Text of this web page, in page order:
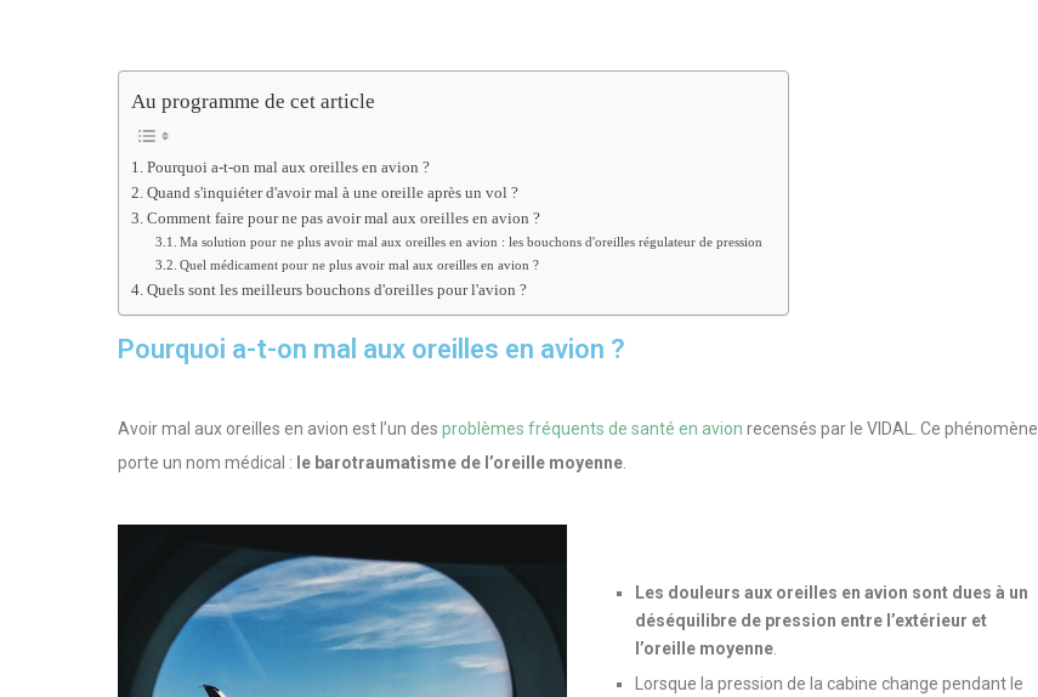
Au programme de cet article
Pourquoi a-t-on mal aux oreilles en avion ?
Quand s'inquiéter d'avoir mal à une oreille après un vol ?
Comment faire pour ne pas avoir mal aux oreilles en avion ?
Ma solution pour ne plus avoir mal aux oreilles en avion : les bouchons d'oreilles régulateur de pression
Quel médicament pour ne plus avoir mal aux oreilles en avion ?
Quels sont les meilleurs bouchons d'oreilles pour l'avion ?
Pourquoi a-t-on mal aux oreilles en avion ?
Avoir mal aux oreilles en avion est l’un des problèmes fréquents de santé en avion recensés par le VIDAL. Ce phénomène
porte un nom médical : le barotraumatisme de l’oreille moyenne
Les douleurs aux oreilles en avion sont dues à un
déséquilibre de pression entre l’extérieur et
l’oreille moyenne.
Lorsque la pression de la cabine change pendant le